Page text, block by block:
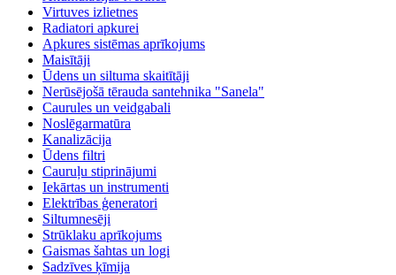
Virtuves izlietnes
Radiatori apkurei
Apkures sistēmas aprīkojums
Maisītāji
Ūdens un siltuma skaitītāji
Nerūsējošā tērauda santehnika "Sanela"
Caurules un veidgabali
Noslēgarmatūra
Kanalizācija
Ūdens filtri
Cauruļu stiprinājumi
Iekārtas un instrumenti
Elektrības ģeneratori
Siltumnesēji
Strūklaku aprīkojums
Gaismas šahtas un logi
Sadzīves ķīmija